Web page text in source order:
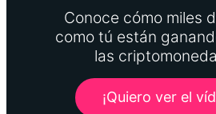
Conoce cómo miles
como tú están
las
¡Quiero ver el